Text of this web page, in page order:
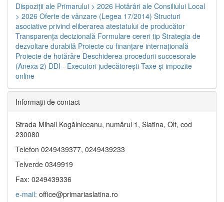
Dispoziţii ale Primarului > 2026 Hotărâri ale Consiliului Local
> 2026 Oferte de vânzare (Legea 17/2014) Structuri
asociative privind eliberarea atestatului de producător
Transparenţa decizională Formulare cereri tip Strategia de
dezvoltare durabilă Proiecte cu finanţare internaţională
Proiecte de hotărâre Deschiderea procedurii succesorale
(Anexa 2) DDI - Executori judecătorești Taxe şi impozite
online
Informaţii de contact
Strada Mihail Kogălniceanu, numărul 1, Slatina, Olt, cod
230080
Telefon 0249439377, 0249439233
Telverde 0349919
Fax: 0249439336
e-mail: office@primariaslatina.ro